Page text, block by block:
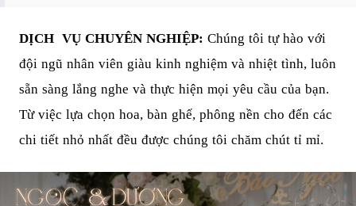
DỊCH VỤ CHUYÊN NGHIỆP: Chúng tôi tự hào với
đội ngũ nhân viên giàu kinh nghiệm và nhiệt tình, luôn
sẵn sàng lắng nghe và thực hiện mọi yêu cầu của bạn.
Từ việc lựa chọn hoa, bàn ghế, phông nền cho đến các
chi tiết nhỏ nhất đều được chúng tôi chăm chút tỉ mỉ.